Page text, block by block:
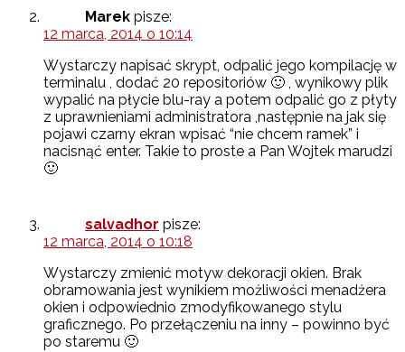
Marek pisze:
12 marca, 2014 o 10:14
Wystarczy napisać skrypt, odpalić jego kompilację w
terminalu , dodać 20 repositoriów 🙂 , wynikowy plik
wypalić na płycie blu-ray a potem odpalić go z płyty
z uprawnieniami administratora ,następnie na jak się
pojawi czarny ekran wpisać “nie chcem ramek” i
nacisnąć enter. Takie to proste a Pan Wojtek marudzi
🙂
salvadhor pisze:
12 marca, 2014 o 10:18
Wystarczy zmienić motyw dekoracji okien. Brak
obramowania jest wynikiem możliwości menadżera
okien i odpowiednio zmodyfikowanego stylu
graficznego. Po przełączeniu na inny – powinno być
po staremu 🙂